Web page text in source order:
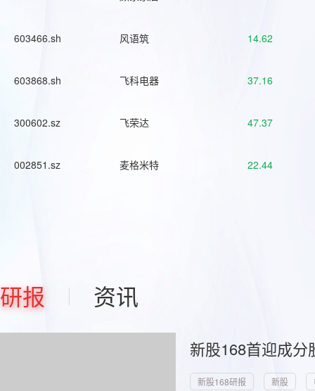
603466.sh 风语筑 14.62
603868.sh 飞科电器 37.16
300602.sz 飞荣达 47.37
002851.sz 麦格米特 22.44
研报 资讯
新股168首迎成
新股168研报 新股